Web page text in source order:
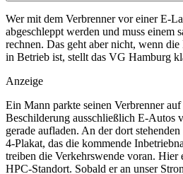
Wer mit dem Verbrenner vor einer E-
abgeschleppt werden und muss einem
rechnen. Das geht aber nicht, wenn
in Betrieb ist, stellt das VG Hamburg
Anzeige
Ein Mann parkte seinen Verbrenner
Beschilderung ausschließlich E-Autos
gerade aufladen. An der dort
4-Plakat, das die kommende
treiben die Verkehrswende voran. Hier
HPC-Standort. Sobald er an unser